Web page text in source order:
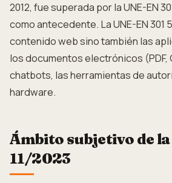
2012, fue superada por la UNE-EN
como antecedente. La UNE-EN 301
contenido web sino también las
los documentos electrónicos (PDF,
chatbots, las herramientas de
hardware.
Ámbito subjetivo de la
11/2023